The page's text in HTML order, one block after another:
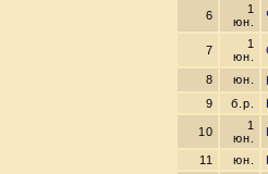
6
1
юн.
7
1
юн.
8 юн.
9
б.р.
10
1
юн.
11 юн.